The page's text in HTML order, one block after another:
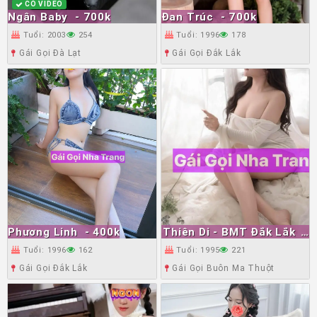
Ngân Baby - 700k
CÓ VIDEO
Tuổi: 2003 254
Gái Gọi Đà Lạt
Đan Trúc - 700k
Tuổi: 1996 178
Gái Gọi Đắk Lắk
Phương Linh - 400k
Tuổi: 1996 162
Gái Gọi Đắk Lắk
Thiên Di - BMT Đắk Lắk -
700k
Tuổi: 1995 221
Gái Gọi Buôn Ma Thuột